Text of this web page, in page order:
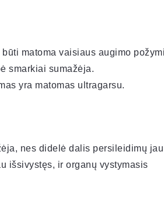
matoma vaisiaus augimo
smarkiai sumažėja.
yra matomas ultragarsu.
nes didelė dalis persileidimų jau
išsivystęs, ir organų vystymasis